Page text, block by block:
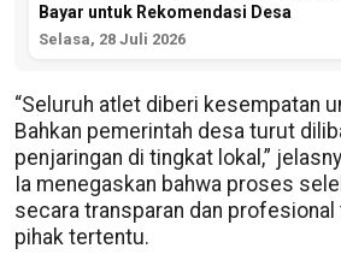
Bayar untuk Rekomendasi Desa
Selasa, 28 Juli 2026
“Seluruh atlet diberi kesempatan
Bahkan pemerintah desa turut
penjaringan di tingkat lokal,”
Ia menegaskan bahwa proses
secara transparan dan profesional
pihak tertentu.